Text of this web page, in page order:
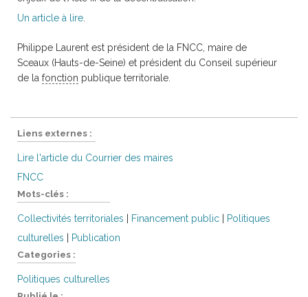
Un article à lire
Philippe Laurent est président de la FNCC, maire de
Sceaux (Hauts-de-Seine) et président du Conseil supérieur
de la fonction publique territoriale.
Liens externes :
Lire l'article du Courrier des maires
FNCC
Mots-clés :
Collectivités territoriales Financement public
Politiques
culturelles
Publication
Categories :
Politiques culturelles